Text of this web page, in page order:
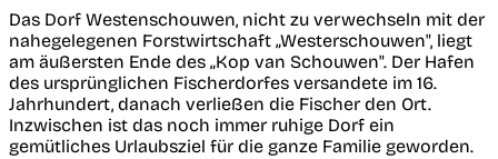
Das Dorf Westenschouwen, nicht zu verwechseln mit der
nahegelegenen Forstwirtschaft „Westerschouwen", liegt
am äußersten Ende des „Kop van Schouwen". Der Hafen
des ursprünglichen Fischerdorfes versandete im 16.
Jahrhundert, danach verließen die Fischer den Ort.
Inzwischen ist das noch immer ruhige Dorf ein
gemütliches Urlaubsziel für die ganze Familie geworden.